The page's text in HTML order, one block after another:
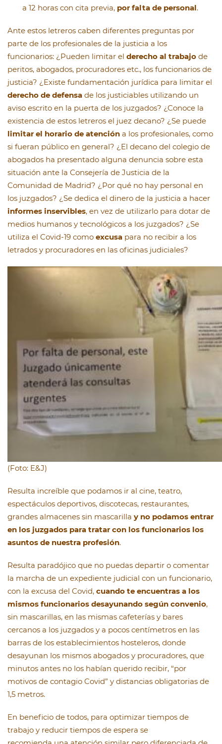
a 12 horas con cita previa, por falta de personal.
Ante estos letreros caben diferentes preguntas por
parte de los profesionales de la justicia a los
funcionarios: ¿Pueden limitar el derecho al trabajo de
peritos, abogados, procuradores etc., los funcionarios de
justicia? ¿Existe fundamentación jurídica para limitar el
derecho de defensa de los justiciables utilizando un
aviso escrito en la puerta de los juzgados? ¿Conoce la
existencia de estos letreros el juez decano? ¿Se puede
limitar el horario de atención a los profesionales, como
si fueran público en general? ¿El decano del colegio de
abogados ha presentado alguna denuncia sobre esta
situación ante la Consejería de Justicia de la
Comunidad de Madrid? ¿Por qué no hay personal en
los juzgados? ¿Se dedica el dinero de la justicia a hacer
informes inservibles, en vez de utilizarlo para dotar de
medios humanos y tecnológicos a los juzgados? ¿Se
utiliza el Covid-19 como excusa para no recibir a los
letrados y procuradores en las oficinas judiciales?
(Foto: E&J)
Resulta increíble que podamos ir al cine, teatro,
espectáculos deportivos, discotecas, restaurantes,
grandes almacenes sin mascarilla y no podamos entrar
en los juzgados para tratar con los funcionarios los
asuntos de nuestra profesión.
Resulta paradójico que no puedas departir o comentar
la marcha de un expediente judicial con un funcionario,
con la excusa del Covid, cuando te encuentras a los
mismos funcionarios desayunando según convenio,
sin mascarillas, en las mismas cafeterías y bares
cercanos a los juzgados y a pocos centímetros en las
barras de los establecimientos hosteleros, donde
desayunan los mismos abogados y procuradores, que
minutos antes no los habían querido recibir, “por
motivos de contagio Covid” y distancias obligatorias de
1,5 metros.
En beneficio de todos, para optimizar tiempos de
trabajo y reducir tiempos de espera se